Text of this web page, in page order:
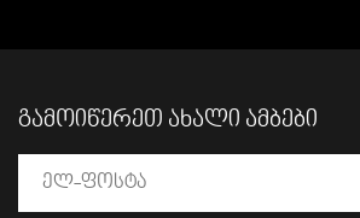
ᲒᲐᲛᲝᲘᲬᲔᲠᲔᲗ ᲐᲮᲐᲚᲘ ᲐᲛᲑᲔᲑᲘ